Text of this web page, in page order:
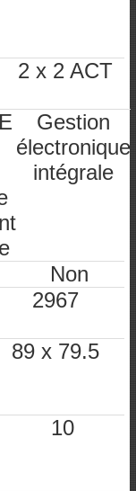
2 x 2 ACT
Gestion
électronique
intégrale
Non
2967
89 x 79.5
10